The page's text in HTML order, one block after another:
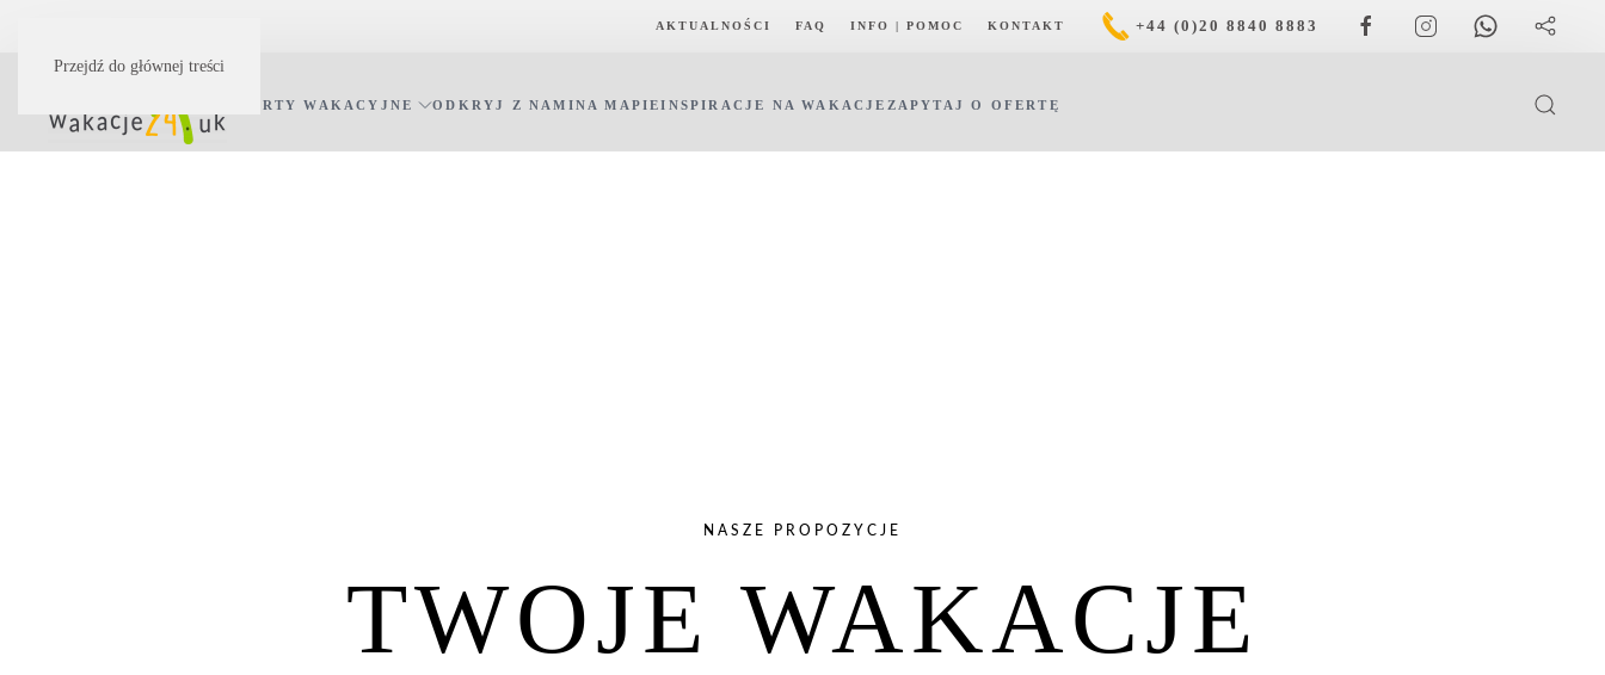
Przejdź do głównej treści
AKTUALNOŚCI FAQ INFO | POMOC KONTAKT +44 (0)20 8840 8883
OFERTY WAKACYJNE ODKRYJ Z NAMINA MAPIEINSPIRACJE NA WAKACJE ZAPYTAJ O OFERTĘ
NASZE PROPOZYCJE
TWOJE WAKACJE